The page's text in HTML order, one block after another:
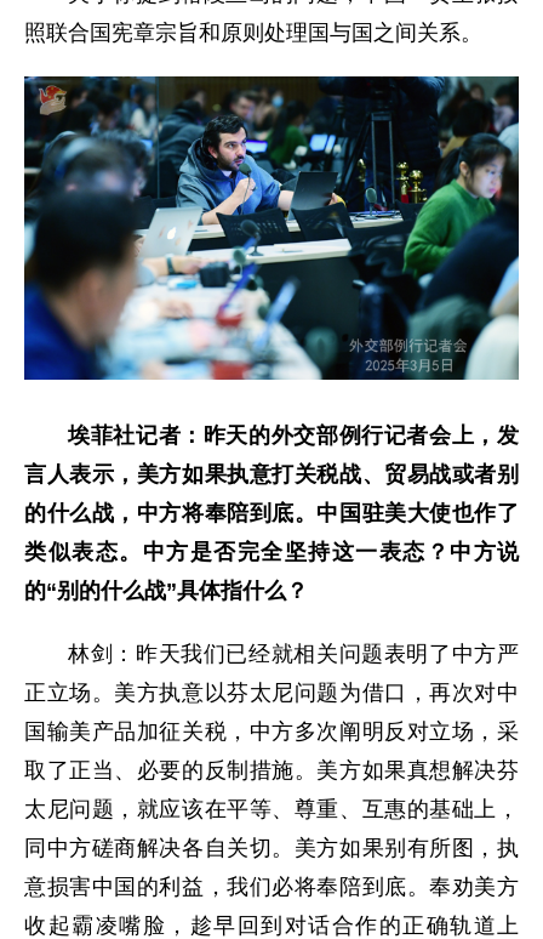
照联合国宪章宗旨和原则处理国与国之间关系。
埃菲社记者：昨天的外交部例行记者会上，发
言人表示，美方如果执意打关税战、贸易战或者别
的什么战，中方将奉陪到底。中国驻美大使也作了
类似表态。中方是否完全坚持这一表态？中方说
的“别的什么战”具体指什么？
林剑：昨天我们已经就相关问题表明了中方严
正立场。美方执意以芬太尼问题为借口，再次对中
国输美产品加征关税，中方多次阐明反对立场，采
取了正当、必要的反制措施。美方如果真想解决芬
太尼问题，就应该在平等、尊重、互惠的基础上，
同中方磋商解决各自关切。美方如果别有所图，执
意损害中国的利益，我们必将奉陪到底。奉劝美方
收起霸凌嘴脸，趁早回到对话合作的正确轨道上